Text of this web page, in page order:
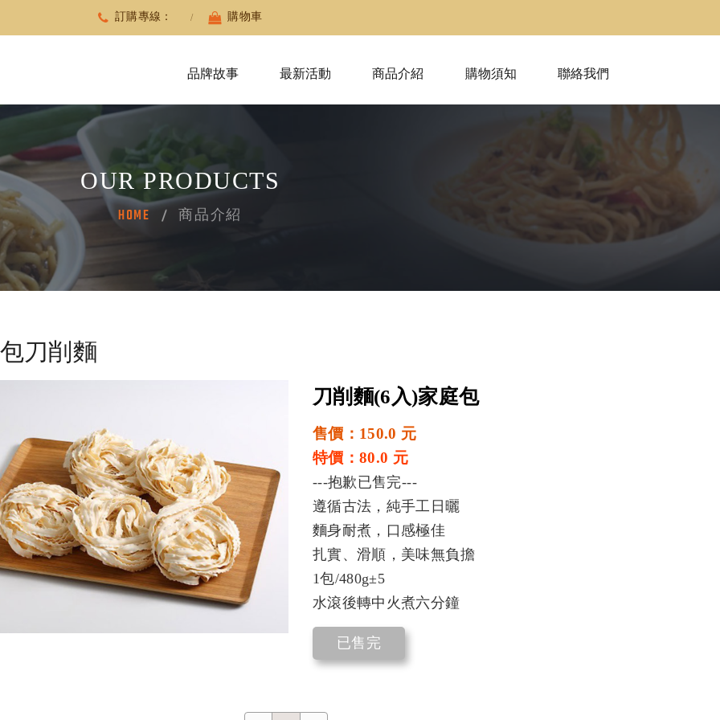
訂購專線： 購物車
品牌故事 最新活動 商品介紹 購物須知 聯絡我們
OUR PRODUCTS
HOME 商品介紹
刀削麵
刀削麵(6入)家庭包
售價：150.0 元
特價：80.0 元
---抱歉已售完---
遵循古法，純手工日曬
麵身耐煮，口感極佳
扎實、滑順，美味無負擔
1包/480g±5
水滾後轉中火煮六分鐘
已售完